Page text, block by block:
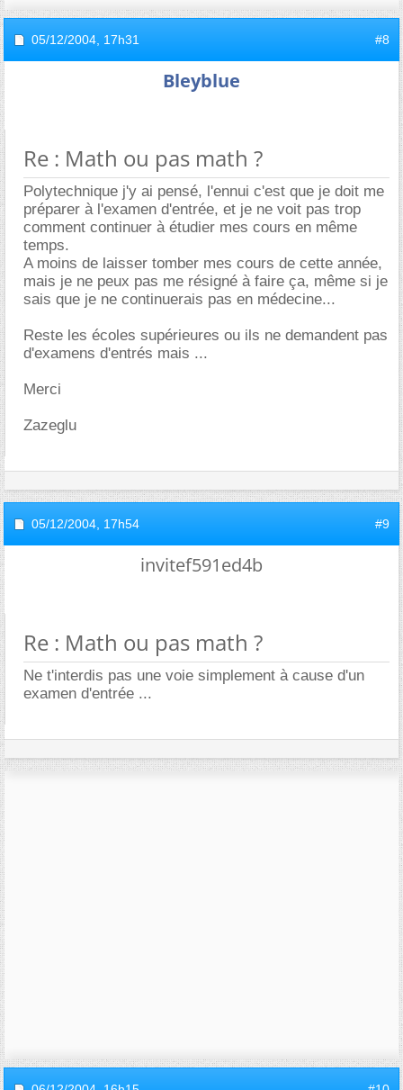
05/12/2004, 17h31 #8
Bleyblue
Re : Math ou pas math ?
Polytechnique j'y ai pensé, l'ennui c'est que je doit me
préparer à l'examen d'entrée, et je ne voit pas trop
comment continuer à étudier mes cours en même
temps.
A moins de laisser tomber mes cours de cette année,
mais je ne peux pas me résigné à faire ça, même si je
sais que je ne continuerais pas en médecine...
Reste les écoles supérieures ou ils ne demandent pas
d'examens d'entrés mais ...
Merci
Zazeglu
05/12/2004, 17h54 #9
invitef591ed4b
Re : Math ou pas math ?
Ne t'interdis pas une voie simplement à cause d'un
examen d'entrée ...